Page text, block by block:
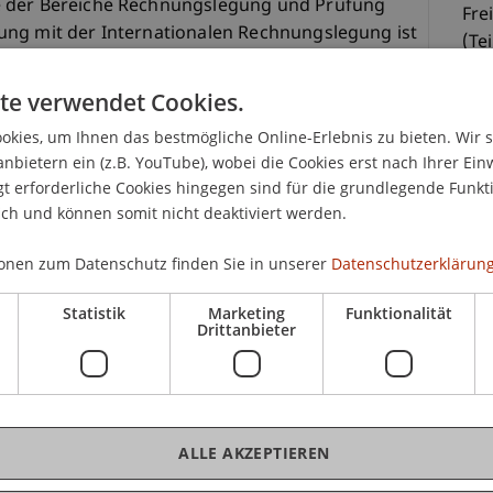
Bereiche Rechnungslegung und Prüfung
mit der Internationalen Rechnungslegung ist
IAS/IFRS" vom 15. und 29. Mai 2009
und Wirtschaftstreuhänderin sowie
Tirol, in bewährter Weise in die
IFRS einführen. Anhand ausgewählter
Rechnungslegung nach IAS/IFRS
an der Hochschule
Finance, Recht und Steuern vereint. Das
zu einem integrierten, konsequent
FL House of Finance fortentwickelt und
Wealth Management, International tätige
positioniert.
verwendet Cookies.
um Ihnen das bestmögliche Online-Erlebnis zu bieten. Wir
ein (z.B. YouTube), wobei die Cookies erst nach Ihrer
erforderliche Cookies hingegen sind für die grundlegende
und können somit nicht deaktiviert werden.
zum Datenschutz finden Sie in unserer
Statistik Marketing
Drittanbieter
Funktionalität
ALLE AKZEPTIEREN